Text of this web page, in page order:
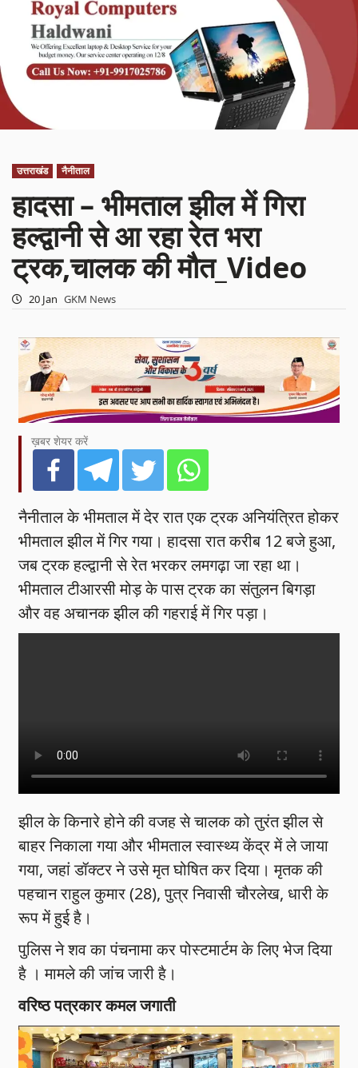
उत्तराखंड नैनीताल
हादसा – भीमताल झील में गिरा
हल्द्वानी से आ रहा रेत भरा
ट्रक,चालक की मौत_Video
20 Jan GKM News
ख़बर शेयर करें
नैनीताल के भीमताल में देर रात एक ट्रक अनियंत्रित होकर
भीमताल झील में गिर गया। हादसा रात करीब 12 बजे हुआ,
जब ट्रक हल्द्वानी से रेत भरकर लमगढ़ा जा रहा था।
भीमताल टीआरसी मोड़ के पास ट्रक का संतुलन बिगड़ा
और वह अचानक झील की गहराई में गिर पड़ा।
झील के किनारे होने की वजह से चालक को तुरंत झील से
बाहर निकाला गया और भीमताल स्वास्थ्य केंद्र में ले जाया
गया, जहां डॉक्टर ने उसे मृत घोषित कर दिया। मृतक की
पहचान राहुल कुमार (28), पुत्र निवासी चौरलेख, धारी के
रूप में हुई है।
पुलिस ने शव का पंचनामा कर पोस्टमार्टम के लिए भेज दिया
है । मामले की जांच जारी है।
वरिष्ठ पत्रकार कमल जगाती